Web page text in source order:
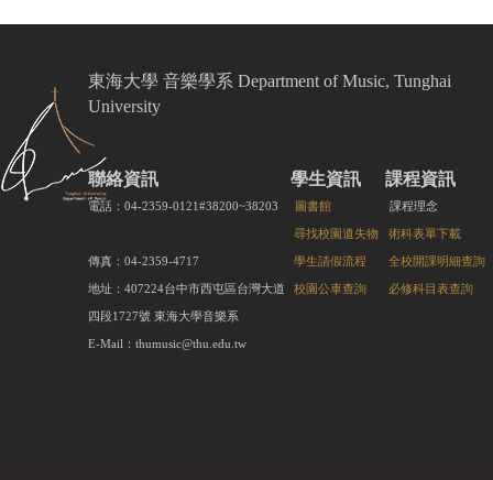
東海大學 音樂學系 Department of Music, Tunghai
University
聯絡資訊
電話：04-2359-0121#38200~38203
傳真：04-2359-4717
地址：407224台中市西屯區台灣大道
四段1727號 東海大學音樂系
E-Mail：thumusic@thu.edu.tw
學生資訊
圖書館
尋找校園遺失物
學生請假流程
校園公車查詢
課程資訊
課程理念
術科表單下載
全校開課明細查詢
必修科目表查詢